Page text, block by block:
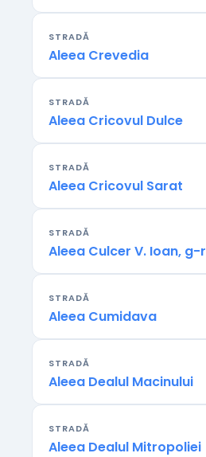
STRADĂ
Aleea Crevedia
STRADĂ
Aleea Cricovul Dulce
STRADĂ
Aleea Cricovul Sarat
STRADĂ
Aleea Culcer V. Ioan, g-
STRADĂ
Aleea Cumidava
STRADĂ
Aleea Dealul Macinului
STRADĂ
Aleea Dealul Mitropoliei